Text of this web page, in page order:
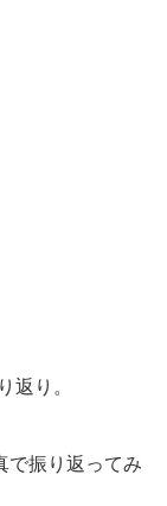
返り。
で振り返ってみ